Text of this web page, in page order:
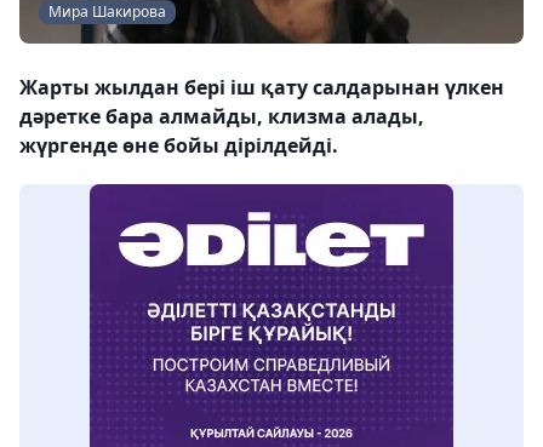
Мира Шакирова
Жарты жылдан бері іш қату салдарынан үлкен
дәретке бара алмайды, клизма алады,
жүргенде өне бойы дірілдейді.